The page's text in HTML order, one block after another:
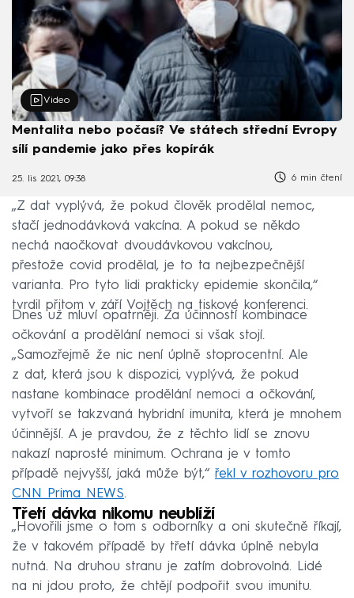
Video
Mentalita nebo počasí? Ve státech střední Evropy
sílí pandemie jako přes kopírák
25. lis 2021, 09:38 6 min čtení
„Z dat vyplývá, že pokud člověk prodělal nemoc,
stačí jednodávková vakcína. A pokud se někdo
nechá naočkovat dvoudávkovou vakcínou,
přestože covid prodělal, je to ta nejbezpečnější
varianta. Pro tyto lidi prakticky epidemie skončila,“
tvrdil přitom v září Vojtěch na tiskové konferenci.
Dnes už mluví opatrněji. Za účinností kombinace
očkování a prodělání nemoci si však stojí.
„Samozřejmě že nic není úplně stoprocentní. Ale
z dat, která jsou k dispozici, vyplývá, že pokud
nastane kombinace prodělání nemoci a očkování,
vytvoří se takzvaná hybridní imunita, která je mnohem
účinnější. A je pravdou, že z těchto lidí se znovu
nakazí naprosté minimum. Ochrana je v tomto
případě nejvyšší, jaká může být,“ řekl v rozhovoru pro
CNN Prima NEWS.
Třetí dávka nikomu neublíží
„Hovořili jsme o tom s odborníky a oni skutečně říkají,
že v takovém případě by třetí dávka úplně nebyla
nutná. Na druhou stranu je zatím dobrovolná. Lidé
na ni jdou proto, že chtějí podpořit svou imunitu.